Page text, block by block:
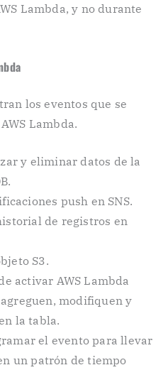
Lambda, y no durante
los eventos que se
Lambda.
y eliminar datos de la
push en SNS.
de registros en
S3.
activar AWS Lambda
modifiquen y
la tabla.
el evento para llevar
un patrón de tiempo